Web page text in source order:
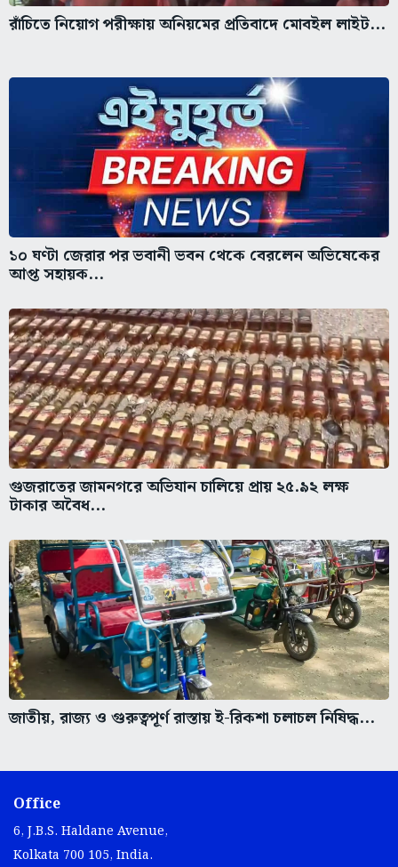
রাঁচিতে নিয়োগ পরীক্ষায় অনিয়মের প্রতিবাদে মোবইল লাইট...
১০ ঘণ্টা জেরার পর ভবানী ভবন থেকে বেরলেন অভিষেকের
আপ্ত সহায়ক...
গুজরাতের জামনগরে অভিযান চালিয়ে প্রায় ২৫.৯২ লক্ষ
টাকার অবৈধ...
জাতীয়, রাজ্য ও গুরুত্বপূর্ণ রাস্তায় ই-রিকশা চলাচল নিষিদ্ধ...
Office
6, J.B.S. Haldane Avenue,
Kolkata 700 105, India.